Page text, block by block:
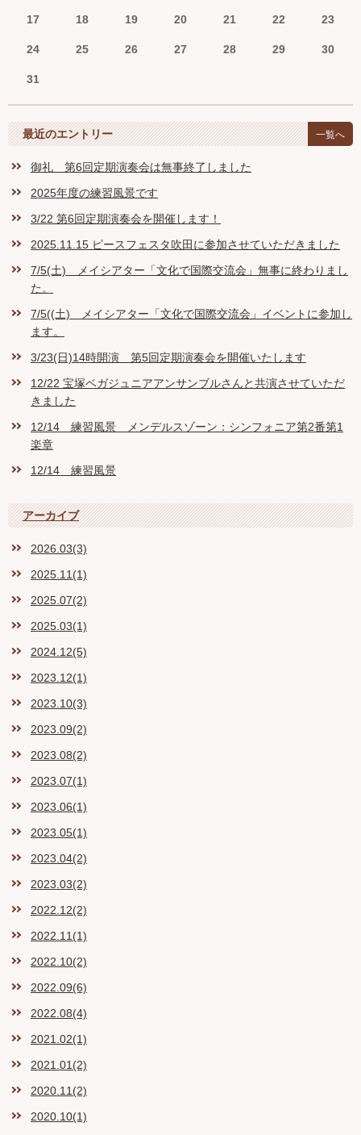
17 18 19 20 21 22 23
24 25 26 27 28 29 30
31
最近のエントリー 一覧へ
御礼 第6回定期演奏会は無事終了しました
2025年度の練習風景です
3/22 第6回定期演奏会を開催します！
2025.11.15 ピースフェスタ吹田に参加させていただきました
7/5(土) メイシアター「文化で国際交流会」無事に終わりまし
た。
7/5((土) メイシアター「文化で国際交流会」イベントに参加し
ます。
3/23(日)14時開演 第5回定期演奏会を開催いたします
12/22 宝塚ベガジュニアアンサンブルさんと共演させていただ
きました
12/14 練習風景 メンデルスゾーン：シンフォニア第2番第1
楽章
12/14 練習風景
アーカイブ
2026.03(3)
2025.11(1)
2025.07(2)
2025.03(1)
2024.12(5)
2023.12(1)
2023.10(3)
2023.09(2)
2023.08(2)
2023.07(1)
2023.06(1)
2023.05(1)
2023.04(2)
2023.03(2)
2022.12(2)
2022.11(1)
2022.10(2)
2022.09(6)
2022.08(4)
2021.02(1)
2021.01(2)
2020.11(2)
2020.10(1)